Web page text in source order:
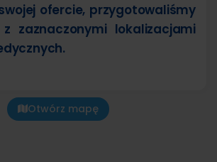
ofercie, przygotowaliśmy
zaznaczonymi lokalizacjami
Otwórz mapę